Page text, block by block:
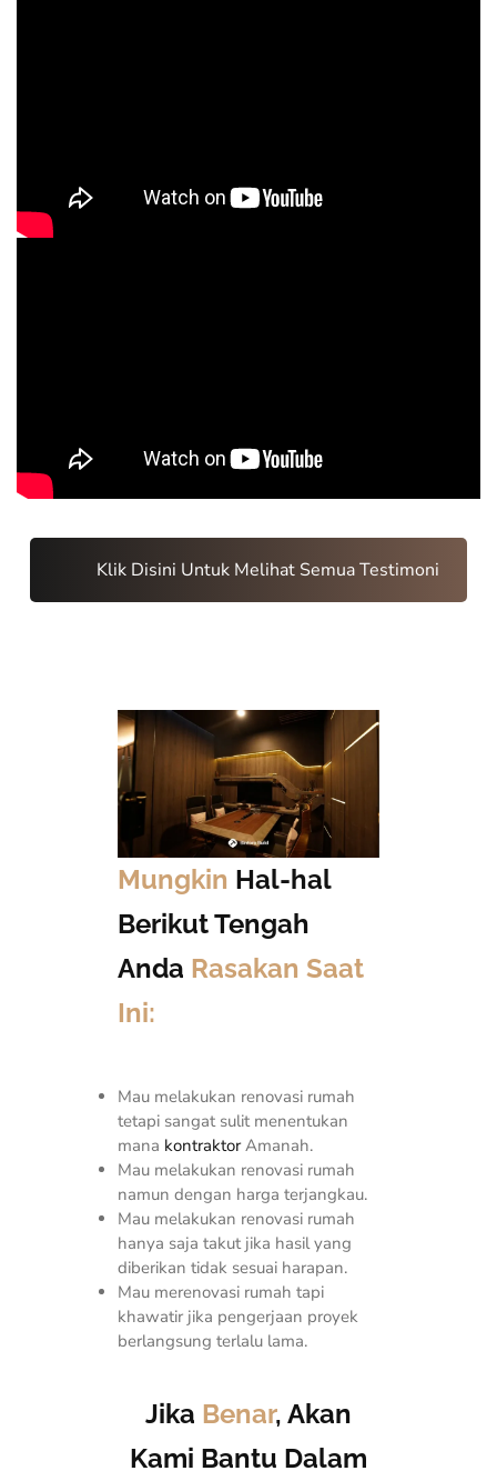
Klik Disini Untuk Melihat Semua Testimoni
Mungkin Hal-hal
Berikut Tengah
Anda Rasakan Saat
Ini:
Mau melakukan renovasi rumah
tetapi sangat sulit menentukan
mana kontraktorAmanah.
Mau melakukan renovasi rumah
namun dengan harga terjangkau.
Mau melakukan renovasi rumah
hanya saja takut jika hasil yang
diberikan tidak sesuai harapan.
Mau merenovasi rumah tapi
khawatir jika pengerjaan proyek
berlangsung terlalu lama.
Jika Benar, Akan
Kami Bantu Dalam